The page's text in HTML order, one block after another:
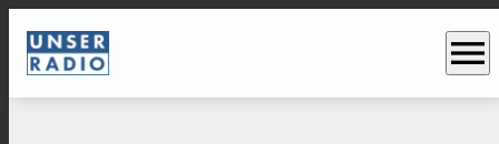
menu